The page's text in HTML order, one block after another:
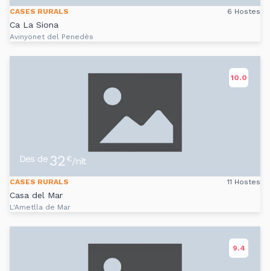
CASES RURALS 6 Hostes
Ca La Siona
Avinyonet del Penedès
10.0
Des de 32€/nit
CASES RURALS 11 Hostes
Casa del Mar
L'Ametlla de Mar
9.4